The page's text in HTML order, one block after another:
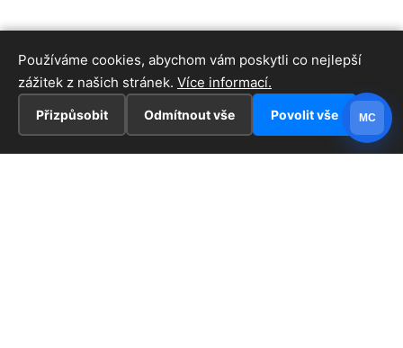
Používáme cookies, abychom vám poskytli co nejlepší
zážitek z našich stránek. Více informací.
Přizpůsobit Odmítnout vše Povolit vše MC